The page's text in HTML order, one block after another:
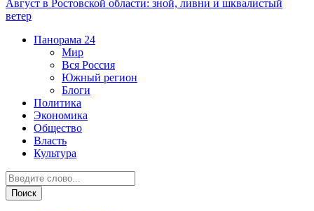
Август в Ростовской области: зной, ливни и шквалистый
ветер
Панорама 24
Мир
Вся Россия
Южный регион
Блоги
Политика
Экономика
Общество
Власть
Культура